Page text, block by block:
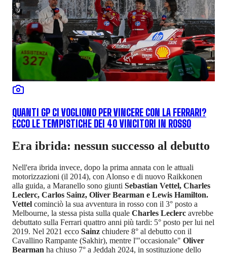
QUANTI GP CI VOGLIONO PER VINCERE CON LA FERRARI?
ECCO LE TEMPISTICHE DEI 40 VINCITORI IN ROSSO
Era ibrida: nessun successo al debutto
Nell'era ibrida invece, dopo la prima annata con le attuali
motorizzazioni (il 2014), con Alonso e di nuovo Raikkonen
alla guida, a Maranello sono giunti Sebastian Vettel, Charles
Leclerc, Carlos Sainz, Oliver Bearman e Lewis Hamilton.
Vettel cominciò la sua avventura in rosso con il 3° posto a
Melbourne, la stessa pista sulla quale Charles Leclerc avrebbe
debuttato sulla Ferrari quattro anni più tardi: 5° posto per lui nel
2019. Nel 2021 ecco Sainz chiudere 8° al debutto con il
Cavallino Rampante (Sakhir), mentre l'"occasionale" Oliver
Bearman ha chiuso 7° a Jeddah 2024, in sostituzione dello